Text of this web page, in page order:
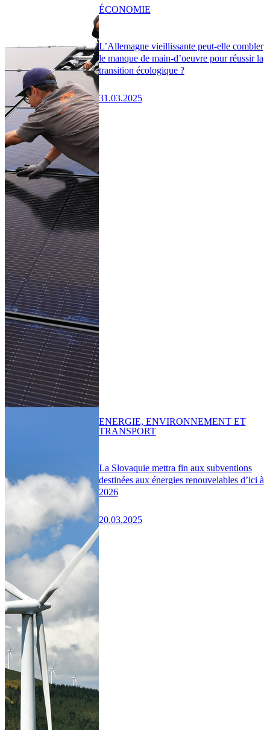
L’Allemagne vieillissante peut-elle combler
le manque de main-d’oeuvre pour réussir la
transition écologique ?
31.03.2025
ÉCONOMIE
La Slovaquie mettra fin aux subventions
destinées aux énergies renouvelables d’ici à
2026
20.03.2025
ENERGIE, ENVIRONNEMENT ET
TRANSPORT